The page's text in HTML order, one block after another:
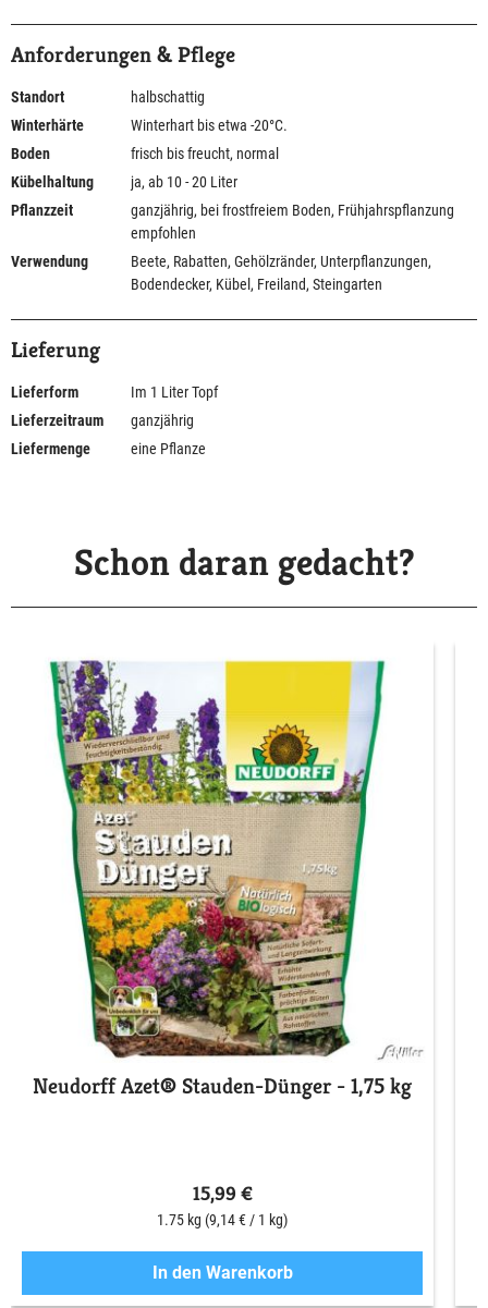
Anforderungen & Pflege
Standort
halbschattig
Winterhärte
Winterhart bis etwa -20°C.
Boden
frisch bis freucht, normal
Kübelhaltung
ja, ab 10 - 20 Liter
Pflanzzeit
ganzjährig, bei frostfreiem Boden, Frühjahrspflanzung
empfohlen
Verwendung
Beete, Rabatten, Gehölzränder, Unterpflanzungen,
Bodendecker, Kübel, Freiland, Steingarten
Lieferung
Lieferform
Im 1 Liter Topf
Lieferzeitraum
ganzjährig
Liefermenge
eine Pflanze
Schon daran gedacht?
Neudorff Azet® Stauden-Dünger - 1,75 kg
15,99 €
1.75 kg (9,14 € / 1 kg)
In den Warenkorb